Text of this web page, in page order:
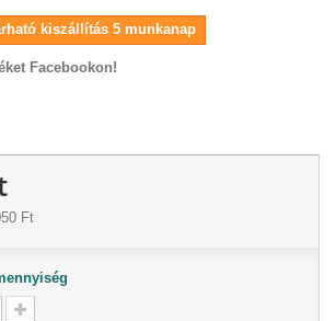
kiszállítás 5 munkanap
Facebookon!
Ft